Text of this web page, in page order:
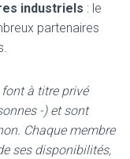
industriels : le
partenaires
fontà titre privé
-) et sont
. Chaque membre
ses disponibilités,